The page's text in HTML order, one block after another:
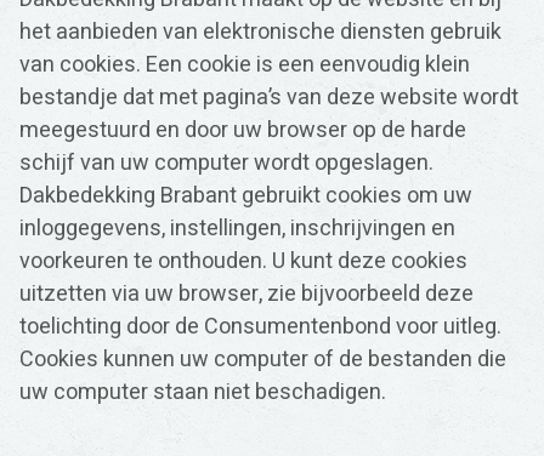
Zoeken
naar:
het aanbieden van elektronische diensten gebruik
van cookies. Een cookie is een eenvoudig klein
bestandje dat met pagina’s van deze website wordt
meegestuurd en door uw browser op de harde
schijf van uw computer wordt opgeslagen.
Dakbedekking Brabant gebruikt cookies om uw
inloggegevens, instellingen, inschrijvingen en
voorkeuren te onthouden. U kunt deze cookies
uitzetten via uw browser, zie bijvoorbeeld deze
toelichting door de Consumentenbond voor uitleg.
Cookies kunnen uw computer of de bestanden die
uw computer staan niet beschadigen.